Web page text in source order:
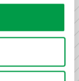
(PIO)